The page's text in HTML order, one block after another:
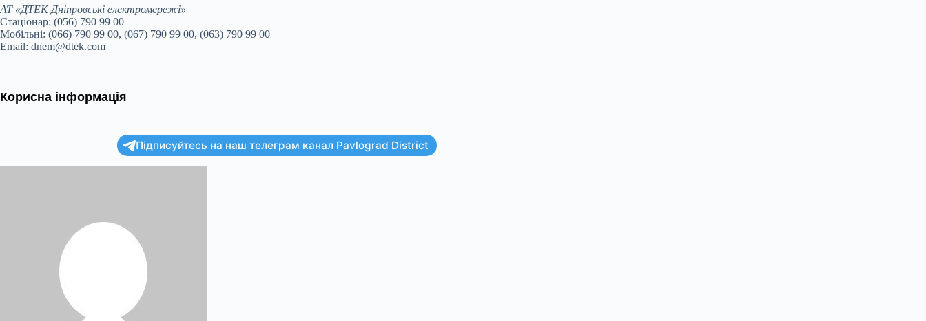
АТ «ДТЕК Дніпровські електромережі»
Стаціонар: (056) 790 99 00
Мобільні: (066) 790 99 00, (067) 790 99 00, (063) 790 99 00
Email: dnem@dtek.com
Корисна інформація
Підписуйтесь на наш телеграм канал Pavlograd District